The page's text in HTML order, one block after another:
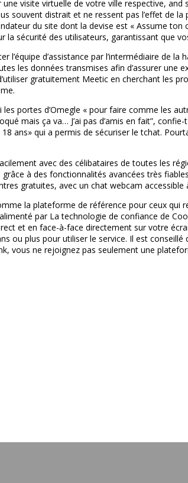
visite virtuelle de votre ville respective,
souvent distrait et ne ressent pas l’effet de
du site dont la devise est « Assume
la sécurité des utilisateurs, garantissant que
d’assistance par l’intermédiaire de
les données transmises afin d’assurer une
gratuitement Meetic en cherchant les
portes d’Omegle « pour faire comme les
mais ça va… J’ai pas d’amis en fait”,
ans» qui a permis de sécuriser le tchat.
avec des célibataires de toutes les
à des fonctionnalités avancées très
gratuites, avec un chat webcam
la plateforme de référence pour ceux
par La technologie de confiance de
et en face-à-face directement sur votre
ou plus pour utiliser le service. Il est
vous ne rejoignez pas seulement une